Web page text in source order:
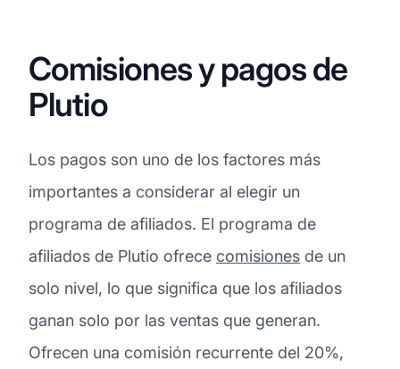
Comisiones y pagos de
Plutio
Los pagos son uno de los factores más
importantes a considerar al elegir un
programa de afiliados. El programa de
afiliados de Plutio ofrece comisiones de un
solo nivel, lo que significa que los afiliados
ganan solo por las ventas que generan.
Ofrecen una comisión recurrente del 20%,